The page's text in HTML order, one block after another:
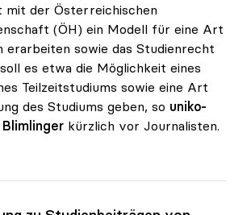
mit der Österreichischen
(ÖH) ein Modell für eine Art
erarbeiten sowie das Studienrecht
es etwa die Möglichkeit eines
Teilzeitstudiums sowie eine Art
des Studiums geben, so uniko-
kürzlich vor Journalisten.
neues Studienrecht und